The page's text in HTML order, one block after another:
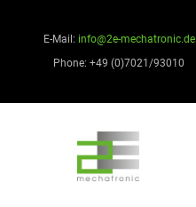
E-Mail: info@2e-mechatronic.de
Phone: +49 (0)7021/93010